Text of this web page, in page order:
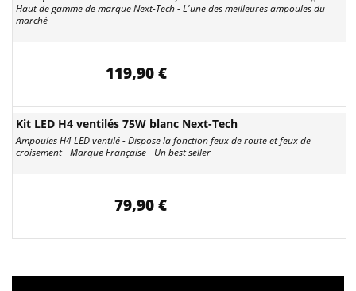
Haut de gamme de marque Next-Tech - L'une des meilleures ampoules du
marché
119,90 €
Kit LED H4 ventilés 75W blanc Next-Tech
Ampoules H4 LED ventilé - Dispose la fonction feux de route et feux de
croisement - Marque Française - Un best seller
79,90 €